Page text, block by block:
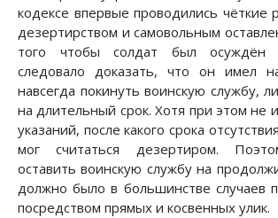
кодексе впервые проводились чёткие
дезертирством и самовольным
того чтобы солдат был осуждён
следовало доказать, что он имел
навсегда покинуть воинскую службу,
на длительный срок. Хотя при этом не
указаний, после какого срока
мог считаться дезертиром.
оставить воинскую службу на
должно было в большинстве случаев
посредством прямых и косвенных улик.